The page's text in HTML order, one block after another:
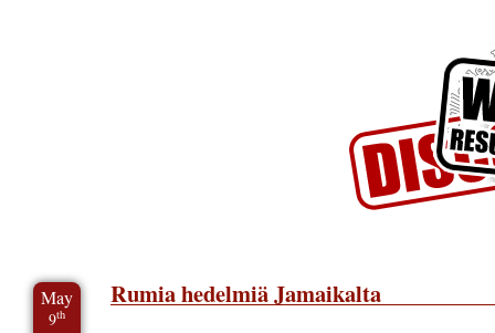
May
9th
Rumia hedelmiä Jamaikalta